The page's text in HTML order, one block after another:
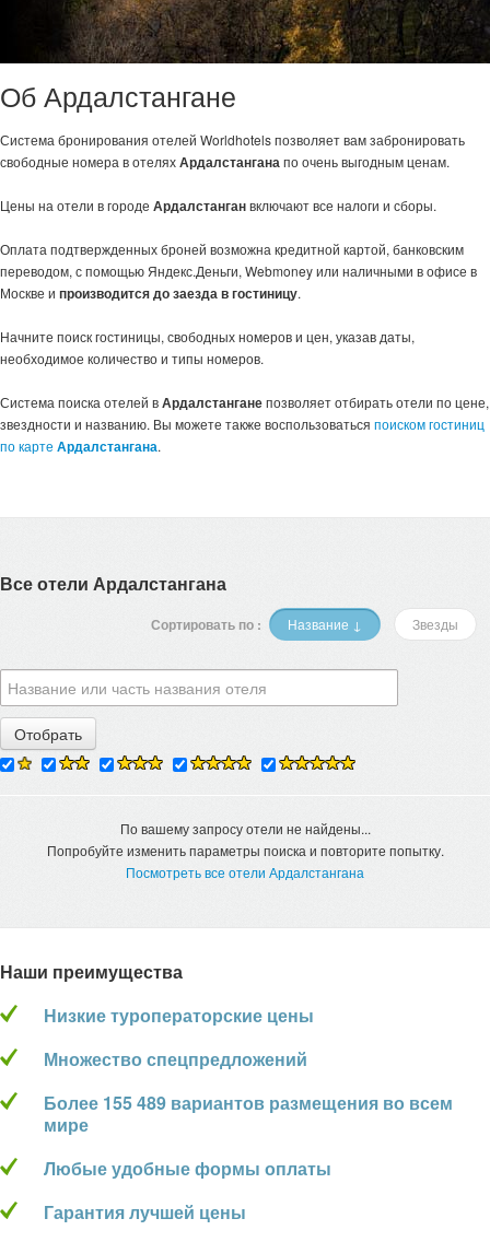
Об Ардалстангане
Система бронирования отелей Worldhotels позволяет вам забронировать
свободные номера в отеляхАрдалстанганапо очень выгодным ценам.
Цены на отели в городе Ардалстанганвключают все налоги и сборы.
Оплата подтвержденных броней возможна кредитной картой, банковским
переводом, с помощью Яндекс.Деньги, Webmoney или наличными в офисе в
Москве и производится до заезда в гостиницу.
Начните поиск гостиницы, свободных номеров и цен, указав даты,
необходимое количество и типы номеров.
Система поиска отелей вАрдалстанганепозволяет отбирать отели по цене,
звездности и названию. Вы можете также воспользоваться поиском гостиниц
по карте Ардалстангана.
Все отели Ардалстангана
Сортировать по : Название ↓ Звезды
По вашему запросу отели не найдены...
Попробуйте изменить параметры поиска и повторите попытку.
Посмотреть все отели Ардалстангана
Наши преимущества
Низкие туроператорские цены
Множество спецпредложений
Более 155 489 вариантов размещения во всем
мире
Любые удобные формы оплаты
Гарантия лучшей цены